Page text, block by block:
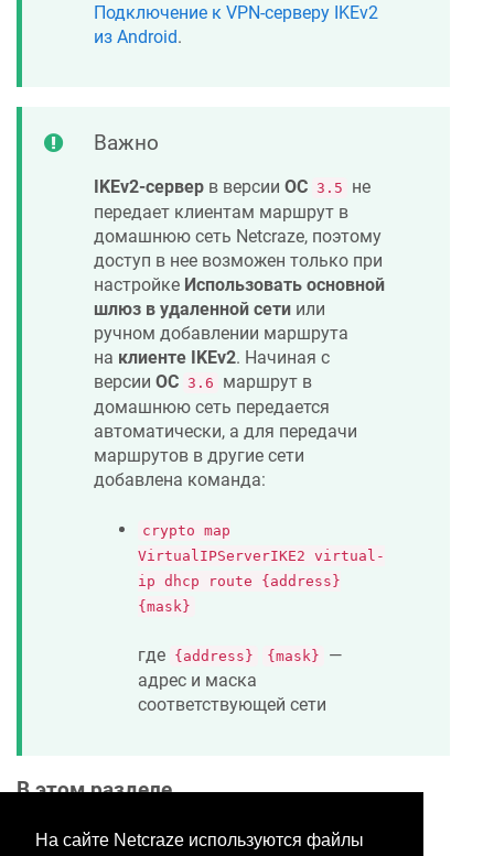
На сайте Netcraze используются файлы
Подключение к VPN-серверу IKEv2
из Android.
Важно
IKEv2-сервер в версии ОС 3.5
не
передает клиентам маршрут в
домашнюю сеть Netcraze, поэтому
доступ в нее возможен только при
настройке Использовать основной
шлюз в удаленной сети или
ручном добавлении маршрута
на клиенте IKEv2. Начиная с
версии ОС 3.6
маршрут в
домашнюю сеть передается
автоматически, а для передачи
маршрутов в другие сети
добавлена команда:
crypto map
VirtualIPServerIKE2 virtual-
ip dhcp route {address}
{mask}
где {address} {mask}
—
адрес и маска
соответствующей сети
В этом разделе